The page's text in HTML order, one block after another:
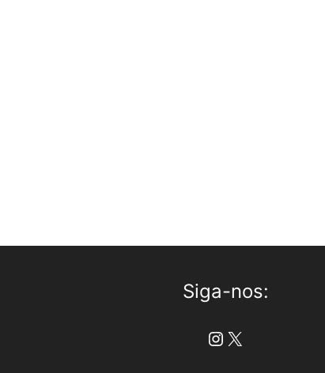
Siga-nos:
Instagram
X